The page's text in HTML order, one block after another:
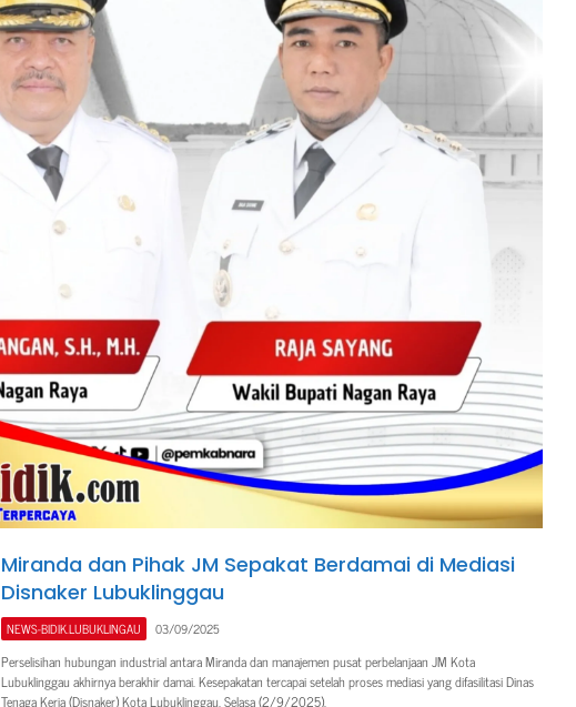
Miranda dan Pihak JM Sepakat Berdamai di Mediasi
Disnaker Lubuklinggau
NEWS-BIDIK.LUBUKLINGAU 03/09/2025
Perselisihan hubungan industrial antara Miranda dan manajemen pusat perbelanjaan JM Kota
Lubuklinggau akhirnya berakhir damai. Kesepakatan tercapai setelah proses mediasi yang difasilitasi Dinas
Tenaga Kerja (Disnaker) Kota Lubuklinggau, Selasa (2/9/2025).